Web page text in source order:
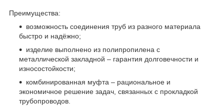
Преимущества:
возможность соединения труб из разного материала
быстро и надёжно;
изделие выполнено из полипропилена с
металлической закладной – гарантия долговечности и
износостойкости;
комбинированная муфта – рациональное и
экономичное решение задач, связанных с прокладкой
трубопроводов.